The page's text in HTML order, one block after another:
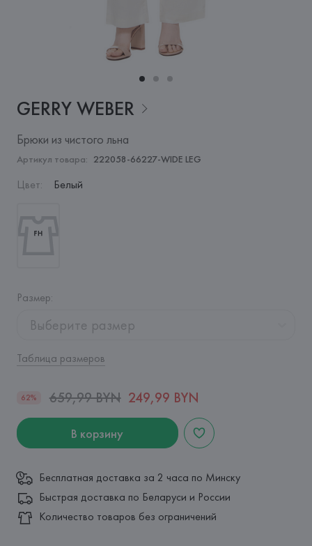
GERRY WEBER
Брюки из чистого льна
Артикул товара: 222058-66227-WIDE LEG
Цвет: Белый
Размер:
Выберите размер
Таблица размеров
62% 659,99 BYN 249,99 BYN
В корзину
Бесплатная доставка за 2 часа по Минску
Быстрая доставка по Беларуси и России
Количество товаров без ограничений